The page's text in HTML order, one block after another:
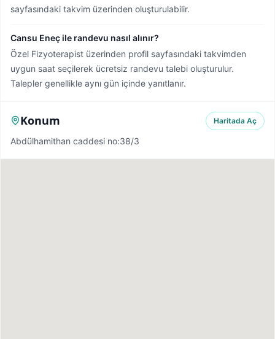
sayfasındaki takvim üzerinden oluşturulabilir.
Cansu Eneç ile randevu nasıl alınır?
Özel Fizyoterapist üzerinden profil sayfasındaki takvimden
uygun saat seçilerek ücretsiz randevu talebi oluşturulur.
Talepler genellikle aynı gün içinde yanıtlanır.
Konum
Abdülhamithan caddesi no:38/3
Haritada Aç